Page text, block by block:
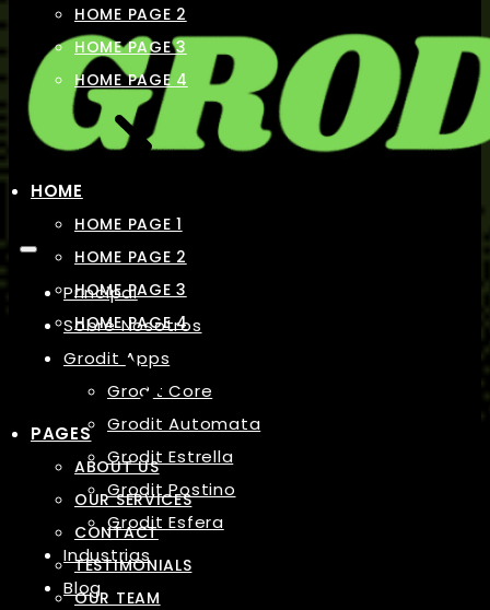
Principal
Sobre Nosotros
Grodit Apps
Grodit Core
Grodit Automata
Grodit Estrella
Grodit Postino
Grodit Esfera
Industrias
Blog
HOME PAGE 2
HOME PAGE 3
HOME PAGE 4
HOME
HOME PAGE 1
HOME PAGE 2
HOME PAGE 3
HOME PAGE 4
PAGES
ABOUT US
OUR SERVICES
CONTACT
TESTIMONIALS
OUR TEAM